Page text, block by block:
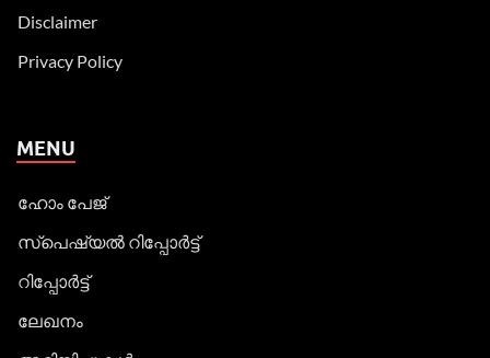
Disclaimer
Privacy Policy
MENU
ഹോം പേജ്
സ്പെഷ്യൽ റിപ്പോര്‍ട്ട്
റിപ്പോര്‍ട്ട്
ലേഖനം